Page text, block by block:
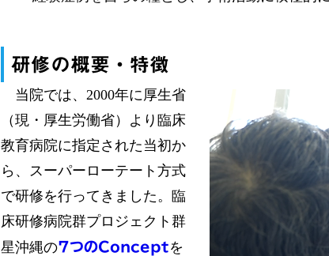
研修の概要・特徴
当院では、2000年に厚生省
（現・厚生労働省）より臨床
教育病院に指定された当初か
ら、スーパーローテート方式
で研修を行ってきました。臨
床研修病院群プロジェクト群
星沖縄の7つのConceptを